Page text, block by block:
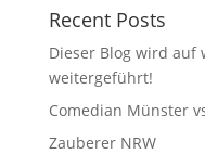
Recent Posts
Dieser Blog wird auf
weitergeführt!
Comedian Münster
Zauberer NRW